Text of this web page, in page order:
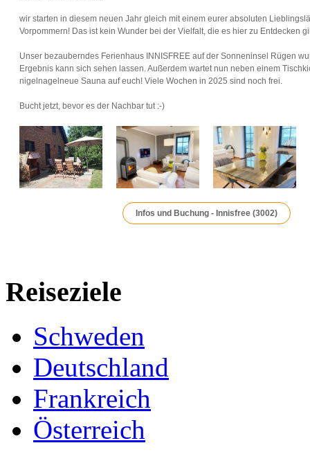
wir starten in diesem neuen Jahr gleich mit einem eurer absoluten
Vorpommern! Das ist kein Wunder bei der Vielfalt, die es hier zu Entdecken
Unser bezauberndes Ferienhaus INNISFREE auf der Sonneninsel Rügen
Ergebnis kann sich sehen lassen. Außerdem wartet nun neben einem
nigelnagelneue Sauna auf euch! Viele Wochen in 2025 sind noch frei.
Bucht jetzt, bevor es der Nachbar tut :-)
Infos und Buchung - Innisfree (3002)
Reiseziele
Schweden
Deutschland
Frankreich
Österreich